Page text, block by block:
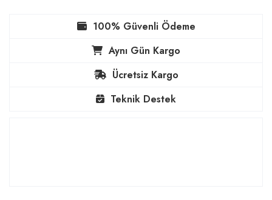
100% Güvenli Ödeme
Aynı Gün Kargo
Ücretsiz Kargo
Teknik Destek